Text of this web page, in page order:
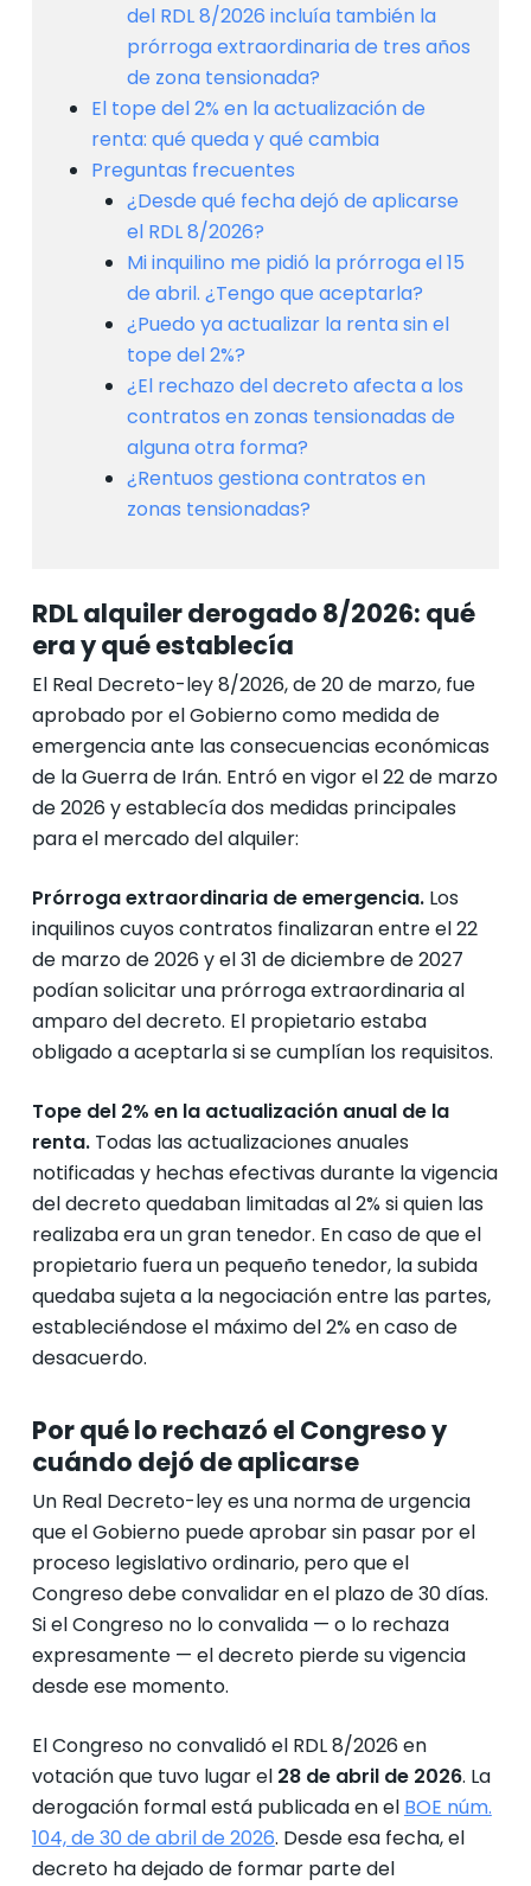
del RDL 8/2026 incluía también la
prórroga extraordinaria de tres años
de zona tensionada?
El tope del 2% en la actualización de
renta: qué queda y qué cambia
Preguntas frecuentes
¿Desde qué fecha dejó de aplicarse
el RDL 8/2026?
Mi inquilino me pidió la prórroga el 15
de abril. ¿Tengo que aceptarla?
¿Puedo ya actualizar la renta sin el
tope del 2%?
¿El rechazo del decreto afecta a los
contratos en zonas tensionadas de
alguna otra forma?
¿Rentuos gestiona contratos en
zonas tensionadas?
RDL alquiler derogado 8/2026: qué
era y qué establecía
El Real Decreto-ley 8/2026, de 20 de marzo, fue
aprobado por el Gobierno como medida de
emergencia ante las consecuencias económicas
de la Guerra de Irán. Entró en vigor el 22 de marzo
de 2026 y establecía dos medidas principales
para el mercado del alquiler:
Prórroga extraordinaria de emergencia.Los
inquilinos cuyos contratos finalizaran entre el 22
de marzo de 2026 y el 31 de diciembre de 2027
podían solicitar una prórroga extraordinaria al
amparo del decreto. El propietario estaba
obligado a aceptarla si se cumplían los requisitos.
Tope del 2% en la actualización anual de la
renta.Todas las actualizaciones anuales
notificadas y hechas efectivas durante la vigencia
del decreto quedaban limitadas al 2% si quien las
realizaba era un gran tenedor. En caso de que el
propietario fuera un pequeño tenedor, la subida
quedaba sujeta a la negociación entre las partes,
estableciéndose el máximo del 2% en caso de
desacuerdo.
Por qué lo rechazó el Congreso y
cuándo dejó de aplicarse
Un Real Decreto-ley es una norma de urgencia
que el Gobierno puede aprobar sin pasar por el
proceso legislativo ordinario, pero que el
Congreso debe convalidar en el plazo de 30 días.
Si el Congreso no lo convalida — o lo rechaza
expresamente — el decreto pierde su vigencia
desde ese momento.
El Congreso no convalidó el RDL 8/2026 en
votación que tuvo lugar el 28 de abril de 2026. La
derogación formal está publicada en el BOE núm.
104, de 30 de abril de 2026. Desde esa fecha, el
decreto ha dejado de formar parte del